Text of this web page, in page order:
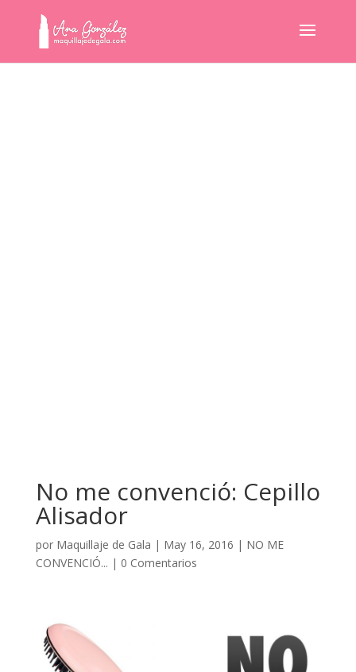
No me convenció: Cepillo
Alisador
por Maquillaje de Gala | May 16, 2016 | NO ME
CONVENCIÓ... | 0 Comentarios